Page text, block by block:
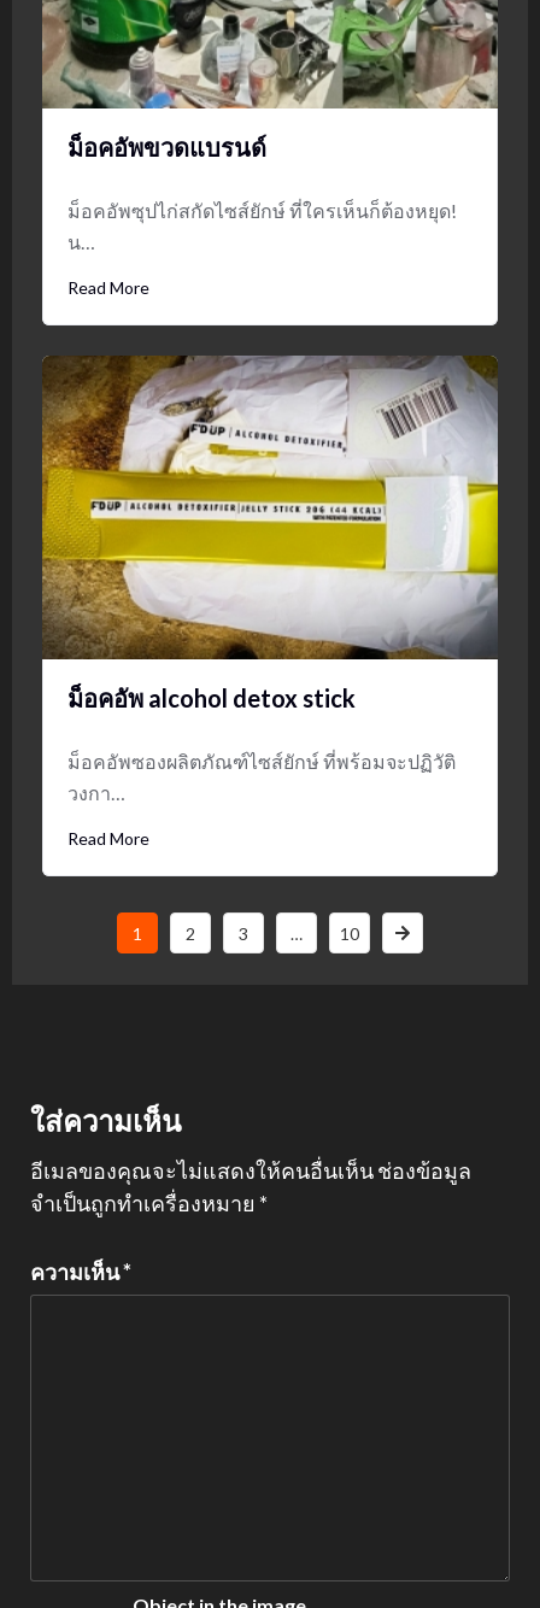
ม็อคอัพขวดแบรนด์
ม็อคอัพซุปไก่สกัดไซส์ยักษ์ ที่ใครเห็นก็ต้องหยุด!
น…
Read More
ม็อคอัพ alcohol detox stick
ม็อคอัพซองผลิตภัณฑ์ไซส์ยักษ์ ที่พร้อมจะปฏิวัติ
วงกา…
Read More
1 2 3 … 10
ใส่ความเห็น
อีเมลของคุณจะไม่แสดงให้คนอื่นเห็นช่องข้อมูล
จำเป็นถูกทำเครื่องหมาย *
ความเห็น*